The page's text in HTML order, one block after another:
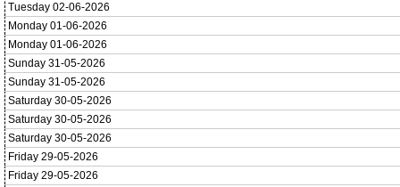
Tuesday 02-06-2026
Monday 01-06-2026
Monday 01-06-2026
Sunday 31-05-2026
Sunday 31-05-2026
Saturday 30-05-2026
Saturday 30-05-2026
Saturday 30-05-2026
Friday 29-05-2026
Friday 29-05-2026